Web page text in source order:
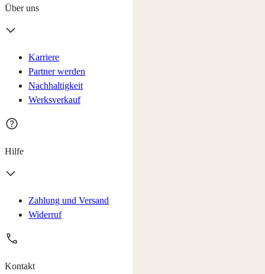
Über uns
Karriere
Partner werden
Nachhaltigkeit
Werksverkauf
Hilfe
Zahlung und Versand
Widerruf
Kontakt